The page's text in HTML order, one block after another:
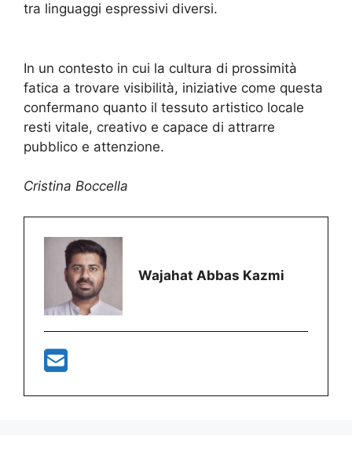
tra linguaggi espressivi diversi.
In un contesto in cui la cultura di prossimità
fatica a trovare visibilità, iniziative come questa
confermano quanto il tessuto artistico locale
resti vitale, creativo e capace di attrarre
pubblico e attenzione.
Cristina Boccella
Wajahat Abbas Kazmi